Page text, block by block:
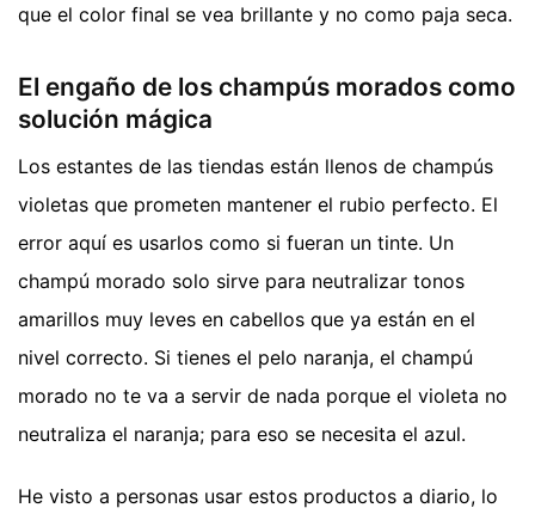
que el color final se vea brillante y no como paja seca.
El engaño de los champús morados como
solución mágica
Los estantes de las tiendas están llenos de champús
violetas que prometen mantener el rubio perfecto. El
error aquí es usarlos como si fueran un tinte. Un
champú morado solo sirve para neutralizar tonos
amarillos muy leves en cabellos que ya están en el
nivel correcto. Si tienes el pelo naranja, el champú
morado no te va a servir de nada porque el violeta no
neutraliza el naranja; para eso se necesita el azul.
He visto a personas usar estos productos a diario, lo